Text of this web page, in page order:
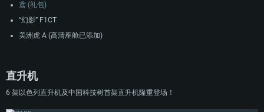
鸢 (礼包)
“幻影” F1CT
美洲虎 A (高清座舱已添加)
直升机
6 架以色列直升机及中国科技树首架直升机隆重登场！